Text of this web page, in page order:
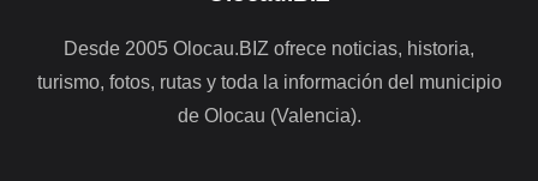
Desde 2005 Olocau.BIZ ofrece noticias, historia,
turismo, fotos, rutas y toda la información del municipio
de Olocau (Valencia).